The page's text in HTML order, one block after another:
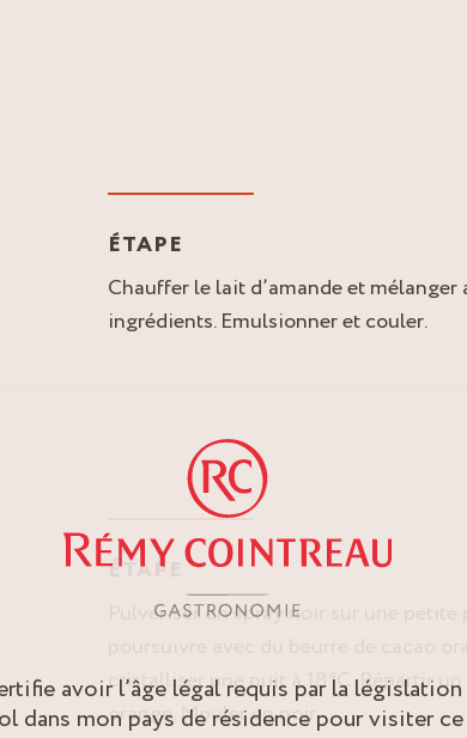
ÉTAPE
Chauffer le lait d’amande et mélanger
ingrédients. Emulsionner et couler.
ÉTAPE
Pulvériser un spray noir sur une
poursuivre avec du beurre de cacao
cristalliser une nuit à 18°C. Répartir
orange. Mouler en noir.
avoir l’âge légal requis par la
dans mon pays de résidence pour visiter